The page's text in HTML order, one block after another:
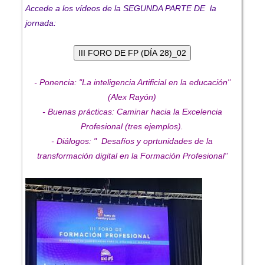
Accede a los vídeos de la SEGUNDA PARTE DE la
jornada:
- Ponencia: "La inteligencia Artificial en la educación"
(Alex Rayón)
- Buenas prácticas: Caminar hacia la Excelencia
Profesional (tres ejemplos).
- Diálogos: " Desafíos y oprtunidades de la
transformación digital en la Formación Profesional"